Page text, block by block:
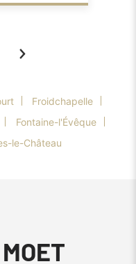
Froidchapelle
Fontaine-l'Évêque
le-Château